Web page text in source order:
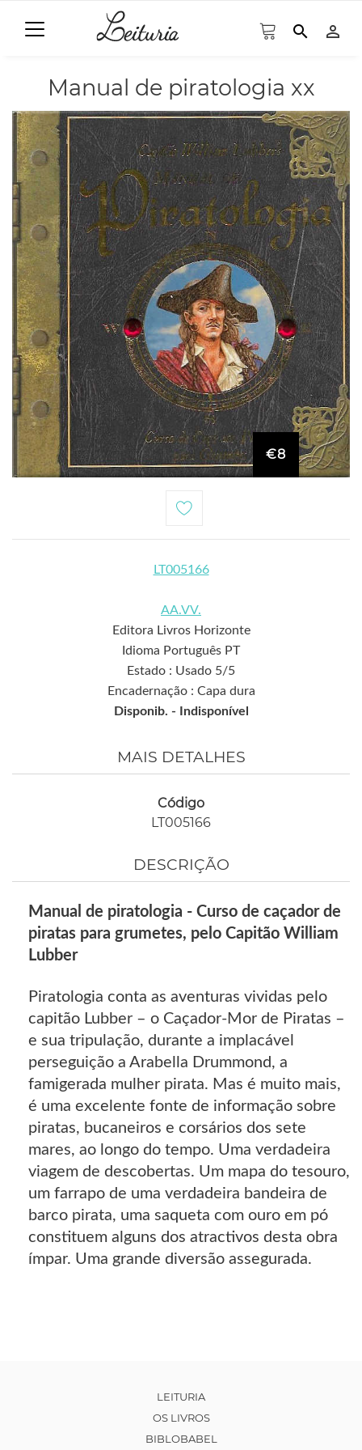
search person_outline
Manual de piratologia xx
€8
LT005166
AA.VV.
Editora Livros Horizonte
Idioma Português PT
Estado : Usado 5/5
Encadernação : Capa dura
Disponib. -
Indisponível
MAIS DETALHES
Código
LT005166
DESCRIÇÃO
Manual de piratologia - Curso de caçador de
piratas para grumetes, pelo Capitão William
Lubber
Piratologia conta as aventuras vividas pelo
capitão Lubber – o Caçador-Mor de Piratas –
e sua tripulação, durante a implacável
perseguição a Arabella Drummond, a
famigerada mulher pirata. Mas é muito mais,
é uma excelente fonte de informação sobre
piratas, bucaneiros e corsários dos sete
mares, ao longo do tempo. Uma verdadeira
viagem de descobertas. Um mapa do tesouro,
um farrapo de uma verdadeira bandeira de
barco pirata, uma saqueta com ouro em pó
constituem alguns dos atractivos desta obra
ímpar. Uma grande diversão assegurada.
LEITURIA
OS LIVROS
BIBLOBABEL